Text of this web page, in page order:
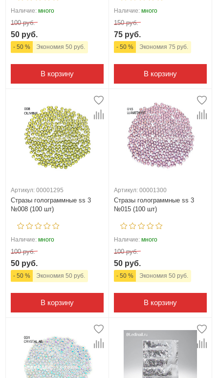
Наличие: много
100 руб.
50 руб.
- 50 % Экономия 50 руб.
В корзину
Наличие: много
150 руб.
75 руб.
- 50 % Экономия 75 руб.
В корзину
Артикул: 00001295
Стразы голограммные ss 3
№008 (100 шт)
Наличие: много
100 руб.
50 руб.
- 50 % Экономия 50 руб.
В корзину
Артикул: 00001300
Стразы голограммные ss 3
№015 (100 шт)
Наличие: много
100 руб.
50 руб.
- 50 % Экономия 50 руб.
В корзину